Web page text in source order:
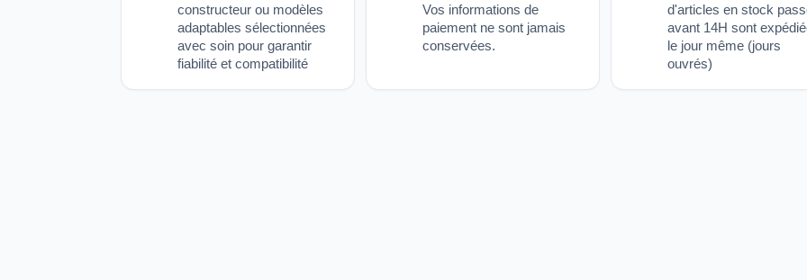
constructeur ou modèles
adaptables sélectionnées
avec soin pour garantir
fiabilité et compatibilité
Vos informations de
paiement ne sont jamais
conservées.
d'articles en stock
avant 14H sont
le jour même (jours
ouvrés)